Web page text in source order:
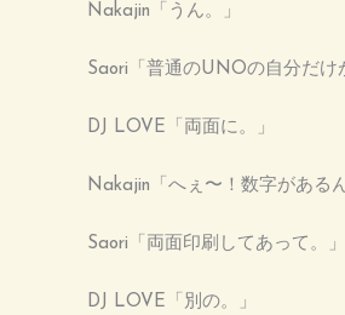
Nakajin「うん。」
Saori「普通のUNOの自分だけ
DJ LOVE「両面に。」
Nakajin「へぇ〜！数字がある
Saori「両面印刷してあって。」
DJ LOVE「別の。」